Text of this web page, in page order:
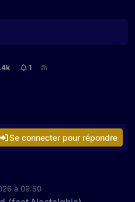
1
Se connecter pour répondre
à 09:50